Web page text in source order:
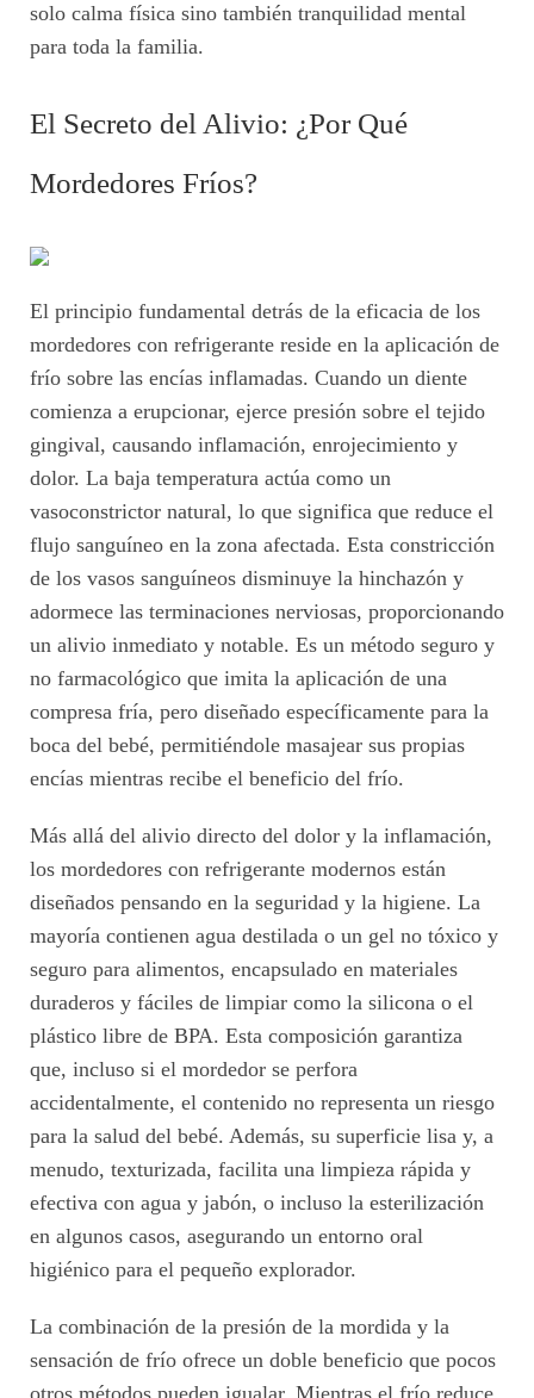
solo calma física sino también tranquilidad mental
para toda la familia.
El Secreto del Alivio: ¿Por Qué
Mordedores Fríos?
El principio fundamental detrás de la eficacia de los
mordedores con refrigerante reside en la aplicación de
frío sobre las encías inflamadas. Cuando un diente
comienza a erupcionar, ejerce presión sobre el tejido
gingival, causando inflamación, enrojecimiento y
dolor. La baja temperatura actúa como un
vasoconstrictor natural, lo que significa que reduce el
flujo sanguíneo en la zona afectada. Esta constricción
de los vasos sanguíneos disminuye la hinchazón y
adormece las terminaciones nerviosas, proporcionando
un alivio inmediato y notable. Es un método seguro y
no farmacológico que imita la aplicación de una
compresa fría, pero diseñado específicamente para la
boca del bebé, permitiéndole masajear sus propias
encías mientras recibe el beneficio del frío.
Más allá del alivio directo del dolor y la inflamación,
los mordedores con refrigerante modernos están
diseñados pensando en la seguridad y la higiene. La
mayoría contienen agua destilada o un gel no tóxico y
seguro para alimentos, encapsulado en materiales
duraderos y fáciles de limpiar como la silicona o el
plástico libre de BPA. Esta composición garantiza
que, incluso si el mordedor se perfora
accidentalmente, el contenido no representa un riesgo
para la salud del bebé. Además, su superficie lisa y, a
menudo, texturizada, facilita una limpieza rápida y
efectiva con agua y jabón, o incluso la esterilización
en algunos casos, asegurando un entorno oral
higiénico para el pequeño explorador.
La combinación de la presión de la mordida y la
sensación de frío ofrece un doble beneficio que pocos
otros métodos pueden igualar. Mientras el frío reduce